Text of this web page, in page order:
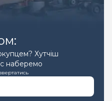
Хутчіш
наберемо